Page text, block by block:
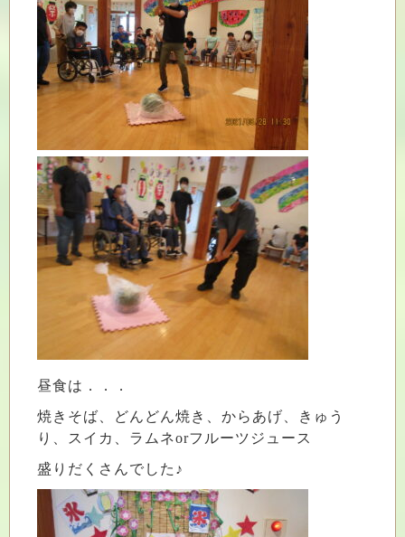
昼食は．．．
焼きそば、どんどん焼き、からあげ、きゅう
り、スイカ、ラムネorフルーツジュース
盛りだくさんでした♪